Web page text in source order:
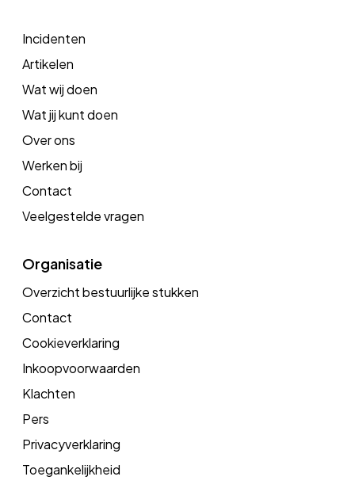
Incidenten
Artikelen
Wat wij doen
Wat jij kunt doen
Over ons
Werken bij
Contact
Veelgestelde vragen
Organisatie
Overzicht bestuurlijke stukken
Contact
Cookieverklaring
Inkoopvoorwaarden
Klachten
Pers
Privacyverklaring
Toegankelijkheid